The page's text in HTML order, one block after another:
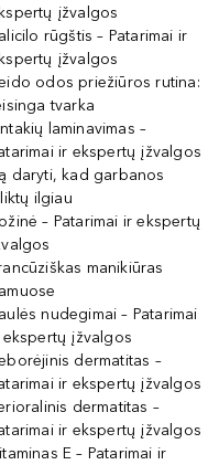
įžvalgos
rūgštis – Patarimai ir
įžvalgos
odos priežiūros rutina:
tvarka
laminavimas –
ir ekspertų įžvalgos
daryti, kad garbanos
ilgiau
– Patarimai ir ekspertų
manikiūras
nudegimai – Patarimai
įžvalgos
dermatitas –
ir ekspertų įžvalgos
dermatitas –
ir ekspertų įžvalgos
E – Patarimai ir